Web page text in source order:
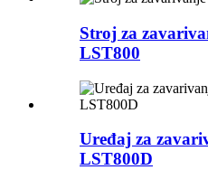
Stroj za
LST800
Uređaj za
LST800D